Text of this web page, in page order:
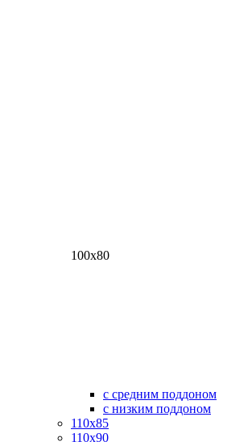
100х80
с средним поддоном
с низким поддоном
110х85
110х90